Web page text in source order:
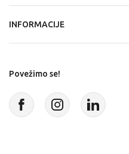
INFORMACIJE
Povežimo se!